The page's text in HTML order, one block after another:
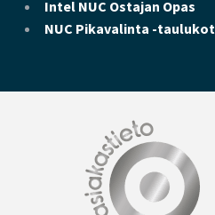
Intel NUC Ostajan Opas
NUC Pikavalinta -taulukot